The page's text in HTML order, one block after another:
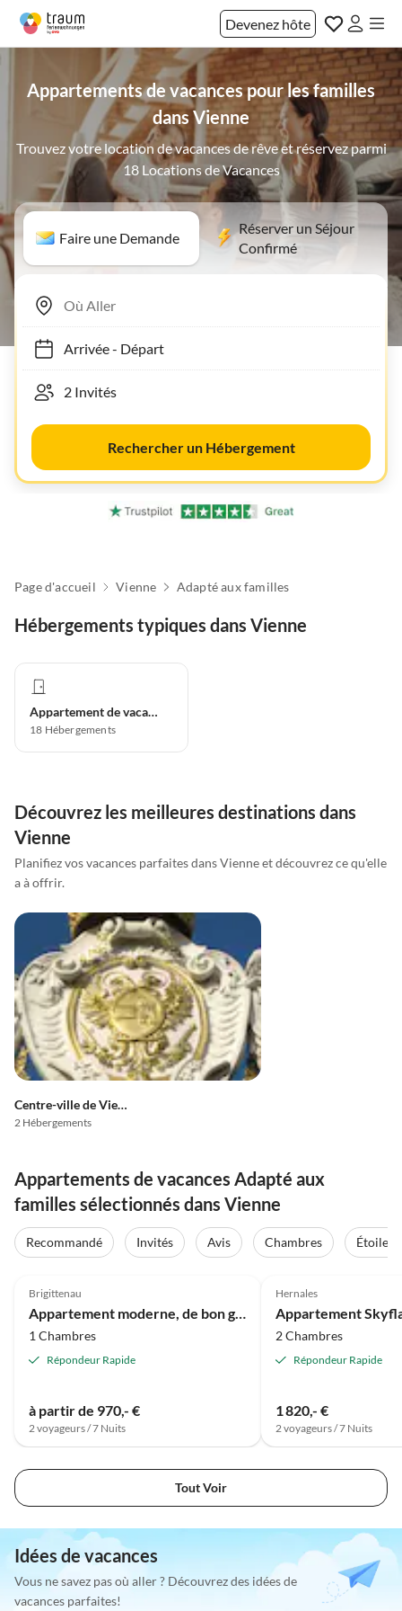
Devenez hôte
Appartements de vacances pour les familles
dans Vienne
Trouvez votre location de vacances de rêve et réservez parmi
18 Locations de Vacances
Faire une Demande
Réserver un Séjour
Confirmé
Arrivée- Départ
Rechercher un Hébergement
Page d'accueil Vienne Adapté aux familles
Hébergements typiques dans Vienne
Appartement de vacances
18 Hébergements
Découvrez les meilleures destinations dans
Vienne
Planifiez vos vacances parfaites dans Vienne et découvrez ce qu'elle
a à offrir.
Centre-ville de Vienne
2 Hébergements
Appartements de vacances Adapté aux
familles sélectionnés dans Vienne
Recommandé Invités Avis Chambres Étoiles
Meilleure
Brigittenau
1 Chambres
Répondeur Rapide
à partir de 970,- €
2 voyageurs / 7 Nuits
Hernales
2 Chambres
Répondeur Rapide
1 820,- €
2 voyageurs / 7 Nuits
Tout Voir
Idées de vacances
Vous ne savez pas où aller ? Découvrez des idées de
vacances parfaites!